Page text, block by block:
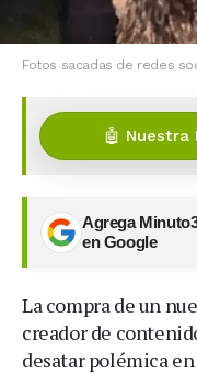
Fotos sacadas de redes
🤖
Agrega
en Google
La compra de un
creador de
desatar polémica